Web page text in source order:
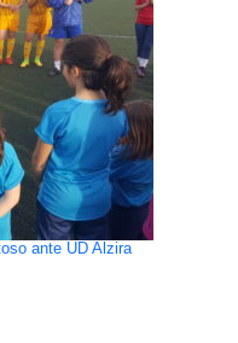
ante UD Alzira